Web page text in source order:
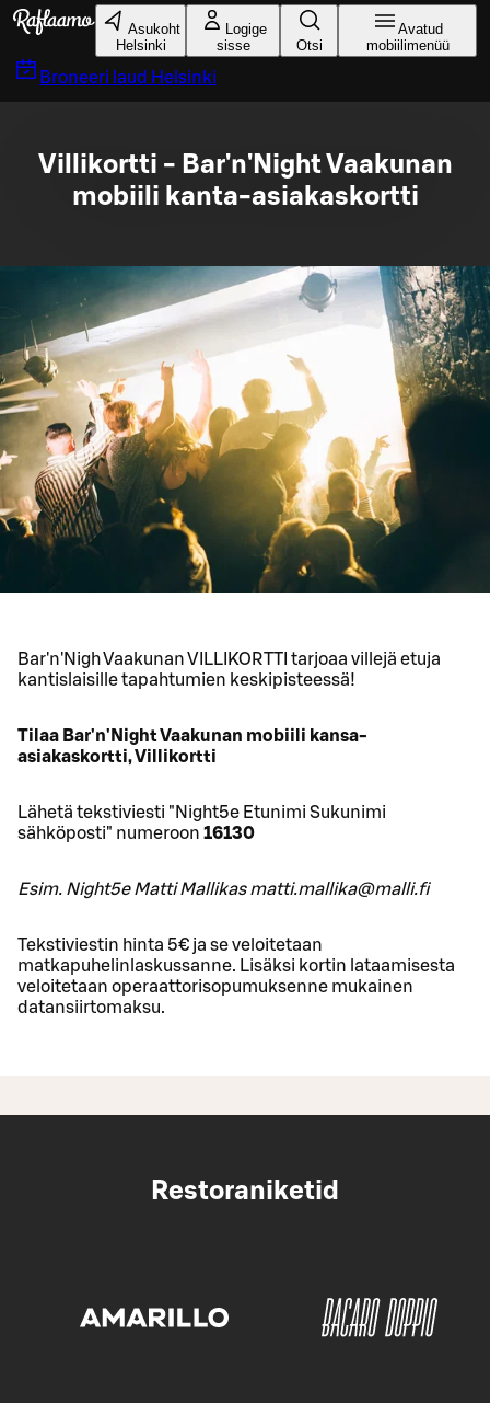
Liigu peamise sisu juurde
Asukoht
Helsinki
Logige
sisse
Otsi
Avatud
mobiilimenüü
Broneeri laud Helsinki
Villikortti - Bar'n'Night Vaakunan
mobiili kanta-asiakaskortti
Bar'n'Nigh Vaakunan VILLIKORTTI tarjoaa villejä etuja
kantislaisille tapahtumien keskipisteessä!
Tilaa Bar'n'Night Vaakunan mobiili kansa-
asiakaskortti, Villikortti
Lähetä tekstiviesti "Night5e Etunimi Sukunimi
sähköposti" numeroon 16130
Esim. Night5e Matti Mallikas matti.mallika@malli.fi
Tekstiviestin hinta 5€ ja se veloitetaan
matkapuhelinlaskussanne. Lisäksi kortin lataamisesta
veloitetaan operaattorisopumuksenne mukainen
datansiirtomaksu.
Restoraniketid